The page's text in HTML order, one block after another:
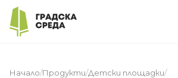
Начало/Продукти/Детски площадки/